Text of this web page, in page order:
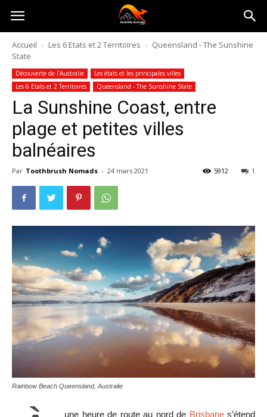
Australia-
australie.com
Accueil Les 6 Etats et 2 Territoires
Queensland - The Sunshine
State
Découverte de l'Australie
Les états et les principales villes
Les 6 Etats et 2 Territoires
Queensland - The Sunshine State
La Sunshine Coast, entre
plage et petites villes
balnéaires
Par Toothbrush Nomads - 24 mars 2021 1
5912
Rainbow Beach Queensland, Australie
une heure de route au nord de Brisbanes’étend